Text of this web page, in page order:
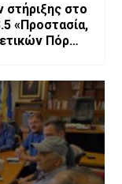
στο
«Προστασία,
Πόρων